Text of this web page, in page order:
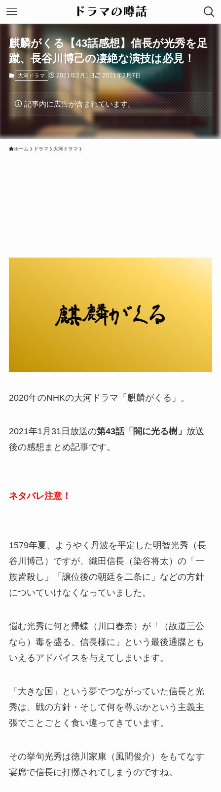
麒麟がくる【43話感想】信長が光秀を足
蹴、長谷川博己の凄絶な演技は必見！
大河ドラマ 2021年2月1日 2021年2月7日
記事内に広告が含まれています。
ホーム ドラマ 大河ドラマ
2020年のNHKの大河ドラマ「麒麟がくる」。
2021年1月31日放送の第43話「闇に光る樹」 放送
後の感想まとめ記事です。
ネタバレ注意！
1579年夏、ようやく丹波を平定した明智光秀（長
谷川博己）ですが、織田信長（染谷将太）の「一
族皆殺し」「譲位後の朝廷を二条に」などの方針
についていけなくなっていました。
悩む光秀に何と帰蝶（川口春奈）が「（故道三公
なら）毒を盛る、信長様に」という最後通牒とも
いえるアドバイスを与えてしまいます。
「大きな国」という夢でつながっていた信長と光
秀は、戦の方針・そして何を尊ぶかという主義主
張でことごとく食い違ってきています。
その挙句光秀は徳川家康（風間俊介）をもてなす
宴席で信長に打擲されてしまうのですね。